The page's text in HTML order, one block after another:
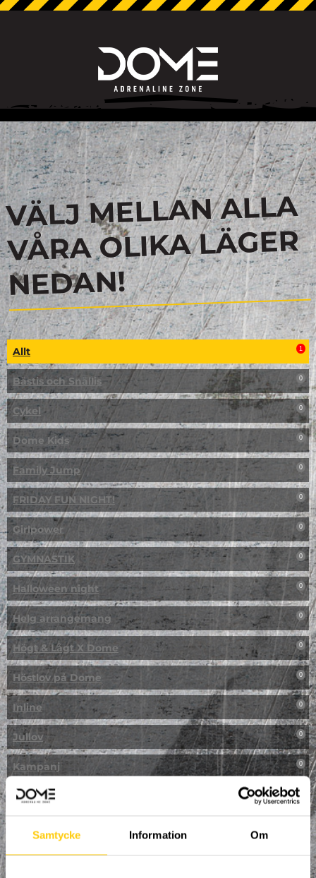
Samtycke Information Om
VÄLJ MELLAN ALLA
VÅRA OLIKA LÄGER
NEDAN!
Allt 1
Bästis och Snällis 0
Cykel 0
Dome Kids 0
Family Jump 0
FRIDAY FUN NIGHT! 0
Girlpower 0
GYMNASTIK 0
Halloween night 0
Helg arrangemang 0
Högt & Lågt X Dome 0
Höstlov på Dome 0
Inline 0
Jullov 0
Kampanj 0
Kickbike 0
Klättring